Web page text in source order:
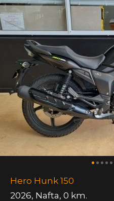
Hero Hunk 150
2026, Nafta, 0 km.